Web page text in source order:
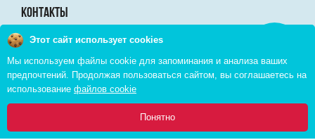
Главная Каталог Инфо Избранное Корзина:
КОНТАКТЫ
г. Минск, ВЦ "Экспобел", строительный рынок, павильон № 8c
г. Минск, ул. М. Лынькова, д. 35, пом. 199
+375 (29) 110-46-46 (А1)
+375 (29) 373-90-16 (A1)
Этот сайт использует cookies
Мы используем файлы cookie для запоминания и анализа ваших
предпочтений. Продолжая пользоваться сайтом, вы соглашаетесь на
использование файлов cookie
Понятно